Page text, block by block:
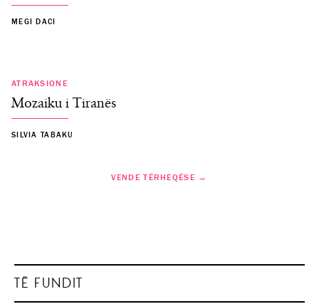
MEGI DACI
ATRAKSIONE
Mozaiku i Tiranës
SILVIA TABAKU
VENDE TËRHEQËSE →
TË FUNDIT